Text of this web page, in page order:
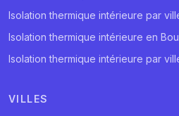
Isolation thermique intérieure par
Isolation thermique intérieure en
Isolation thermique intérieure par
VILLES